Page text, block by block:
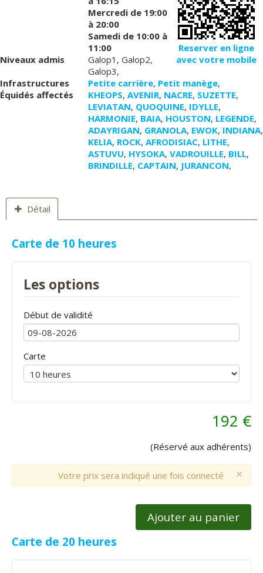
Reserver en ligne
avec votre mobile
Mercredi de 19:00
à 20:00
Samedi de 10:00 à
11:00
Niveaux admis
Galop1, Galop2,
Galop3,
Infrastructures
Petite carrière, Petit manège,
Équidés affectés
KHEOPS, AVENIR, NACRE, SUZETTE,
LEVIATAN, QUOQUINE, IDYLLE,
HARMONIE, BAIA, HOUSTON, LEGENDE,
ADAYRIGAN, GRANOLA, EWOK, INDIANA,
KELIA, ROCK, AFRODISIAC, LITHE,
ASTUVU, HYSOKA, VADROUILLE, BILL,
BRINDILLE, CAPTAIN, JURANCON,
Détail
Carte de 10 heures
Les options
Début de validité
Carte
192 €
(Réservé aux adhérents)
×
Votre prix sera indiqué une fois connecté
Ajouter au panier
Carte de 20 heures